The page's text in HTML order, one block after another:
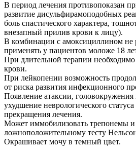
В период лечения противопоказан
развитие дисульфирамоподобных
боль спастического характера,
внезапный прилив крови к лицу).
В комбинации с амоксициллином не
применять у пациентов моложе 18
При длительной терапии
крови.
При лейкопении возможность
от риска развития инфекционного
Появление атаксии,
ухудшение неврологического
прекращения лечения.
Может иммобилизовать трепонемы и
ложноположительному тесту
Окрашивает мочу в темный цвет.